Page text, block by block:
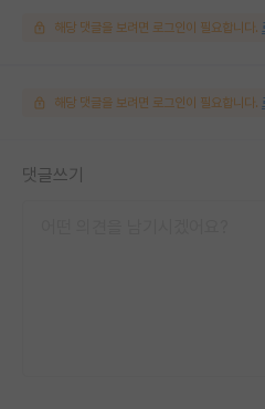
해당 댓글을 보려면 로그인이 필요합니다.
해당 댓글을 보려면 로그인이 필요합니다.
댓글쓰기